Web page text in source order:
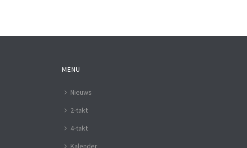
MENU
Nieuws
2-takt
4-takt
Kalender